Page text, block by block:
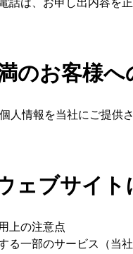
話は、お申し出内容を
のお客様へ
人情報を当社にご提供
ェブサイト
上の注意点
る一部のサービス（当